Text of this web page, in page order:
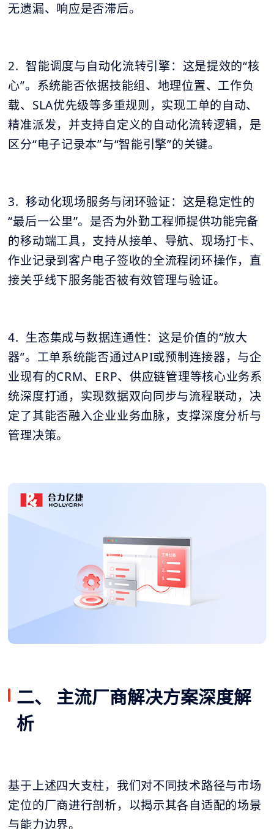
无遗漏、响应是否滞后。
2. 智能调度与自动化流转引擎：这是提效的“核
心”。系统能否依据技能组、地理位置、工作负
载、SLA优先级等多重规则，实现工单的自动、
精准派发，并支持自定义的自动化流转逻辑，是
区分“电子记录本”与“智能引擎”的关键。
3. 移动化现场服务与闭环验证：这是稳定性的
“最后一公里”。是否为外勤工程师提供功能完备
的移动端工具，支持从接单、导航、现场打卡、
作业记录到客户电子签收的全流程闭环操作，直
接关乎线下服务能否被有效管理与验证。
4. 生态集成与数据连通性：这是价值的“放大
器”。工单系统能否通过API或预制连接器，与企
业现有的CRM、ERP、供应链管理等核心业务系
统深度打通，实现数据双向同步与流程联动，决
定了其能否融入企业业务血脉，支撑深度分析与
管理决策。
二、 主流厂商解决方案深度解
析
基于上述四大支柱，我们对不同技术路径与市场
定位的厂商进行剖析，以揭示其各自适配的场景
与能力边界。